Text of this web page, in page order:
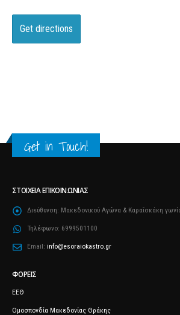
Get in Touch!
ΣΤΟΙΧΕΊΑ ΕΠΙΚΟΙΝΩΝΊΑΣ
Διεύθυνση: Μακεδονικού Αγώνα & Καραΐσκάκη
Τηλέφωνο: 6999501100
Email: info@esoraiokastro.gr
ΦΟΡΕΊΣ
ΕΕΘ
Ομοσπονδία Μακεδονίας Θράκης